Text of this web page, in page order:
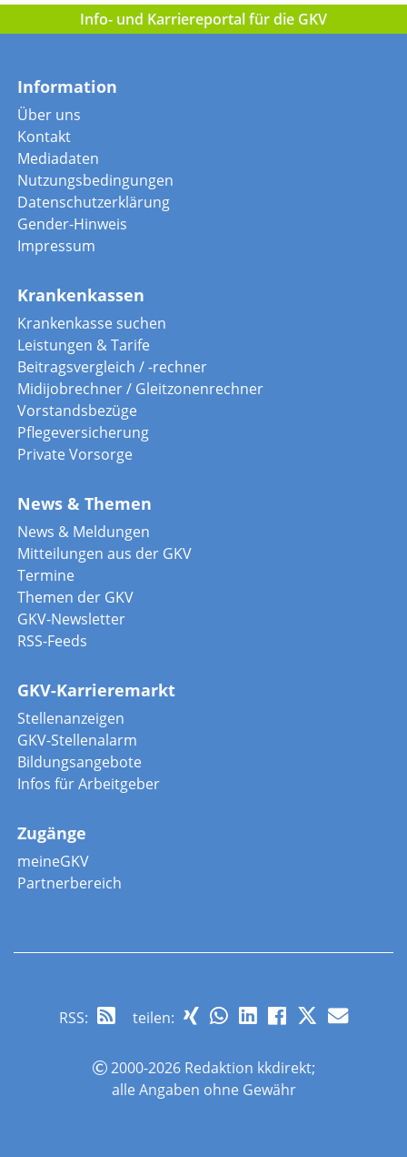
Info- und Karriereportal für die GKV
Information
Über uns
Kontakt
Mediadaten
Nutzungsbedingungen
Datenschutzerklärung
Gender-Hinweis
Impressum
Krankenkassen
Krankenkasse suchen
Leistungen & Tarife
Beitragsvergleich / -rechner
Midijobrechner / Gleitzonenrechner
Vorstandsbezüge
Pflegeversicherung
Private Vorsorge
News & Themen
News & Meldungen
Mitteilungen aus der GKV
Termine
Themen der GKV
GKV-Newsletter
RSS-Feeds
GKV-Karrieremarkt
Stellenanzeigen
GKV-Stellenalarm
Bildungsangebote
Infos für Arbeitgeber
Zugänge
meineGKV
Partnerbereich
RSS: teilen:
2000-2026 Redaktion kkdirekt;
alle Angaben ohne Gewähr